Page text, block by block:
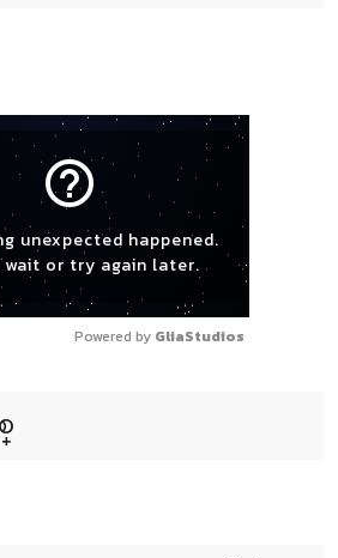
help_outline
unexpected happened.
wait or try again later.
Powered by GliaStudios